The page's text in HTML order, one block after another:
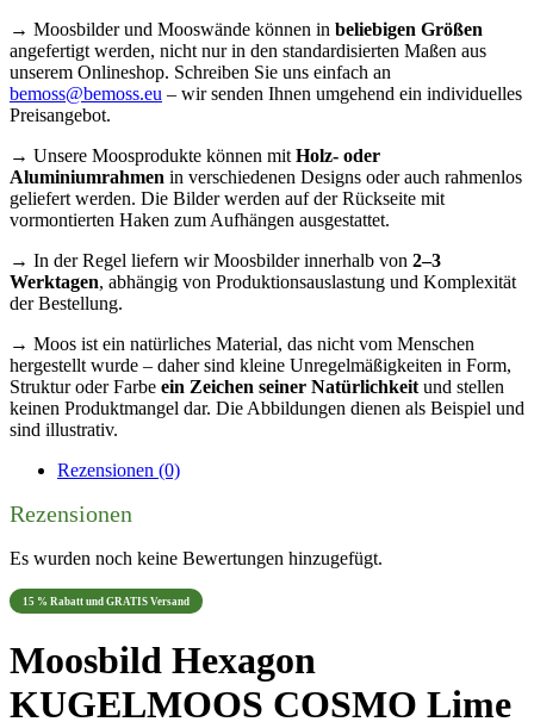
→ Moosbilder und Mooswände können in beliebigen Größen
angefertigt werden, nicht nur in den standardisierten Maßen aus
unserem Onlineshop. Schreiben Sie uns einfach an
bemoss@bemoss.eu – wir senden Ihnen umgehend ein individuelles
Preisangebot.
→ Unsere Moosprodukte können mit Holz- oder
Aluminiumrahmen in verschiedenen Designs oder auch rahmenlos
geliefert werden. Die Bilder werden auf der Rückseite mit
vormontierten Haken zum Aufhängen ausgestattet.
→ In der Regel liefern wir Moosbilder innerhalb von 2–3
Werktagen, abhängig von Produktionsauslastung und Komplexität
der Bestellung.
→ Moos ist ein natürliches Material, das nicht vom Menschen
hergestellt wurde – daher sind kleine Unregelmäßigkeiten in Form,
Struktur oder Farbe ein Zeichen seiner Natürlichkeit und stellen
keinen Produktmangel dar. Die Abbildungen dienen als Beispiel und
sind illustrativ.
Rezensionen (0)
Rezensionen
Es wurden noch keine Bewertungen hinzugefügt.
15 % Rabatt und GRATIS Versand
Moosbild Hexagon
KUGELMOOS COSMO Lime